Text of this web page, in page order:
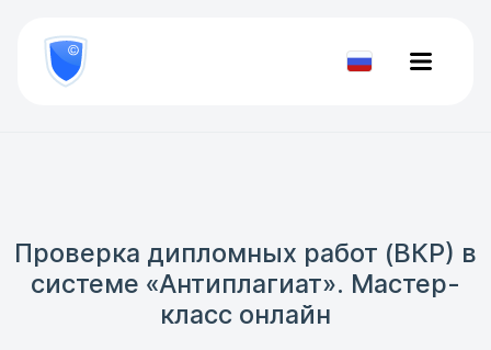
800
777-
81-Проверить
Проверка дипломных работ (ВКР) в
системе «Антиплагиат». Мастер-
класс онлайн